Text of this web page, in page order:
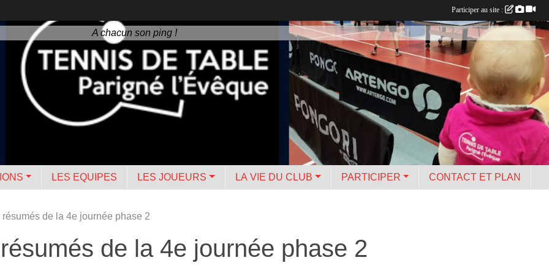
A chacun son ping !
LES EQUIPES LES JOUEURS LA VIE DU CLUB PARTICIPER CONTACT ET PLAN
de la 4e journée phase 2
de la 4e journée phase 2
Participer au site :